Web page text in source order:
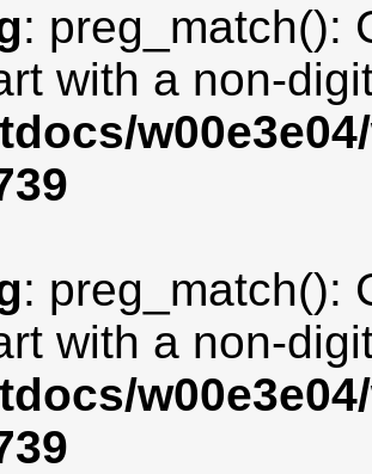
: preg_match():
with a non-
: preg_match():
with a non-